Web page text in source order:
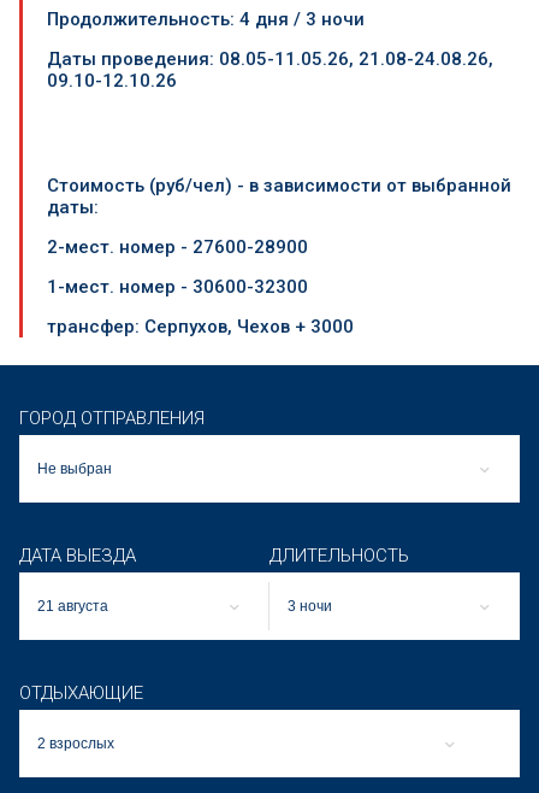
Продолжительность: 4 дня / 3 ночи
Даты проведения: 08.05-11.05.26, 21.08-24.08.26,
09.10-12.10.26
Стоимость (руб/чел) - в зависимости от выбранной
даты:
2-мест. номер - 27600-28900
1 -мест. номер - 30600-32300
трансфер: Серпухов, Чехов + 3000
ГОРОД ОТПРАВЛЕНИЯ
Не выбран
ДАТА ВЫЕЗДА
21 августа
ДЛИТЕЛЬНОСТЬ
3 ночи
ОТДЫХАЮЩИЕ
2 взрослых